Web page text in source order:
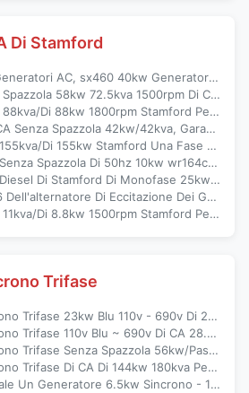
Di Stamford
AC, sx460 40kw Generatore A Doppio Cuscinetto
72.5kva 1500rpm Di CA Di Stamford Per Il Gruppo Elettrogeno
1800rpm Stamford Per Il Gruppo Elettrogeno Di Caterpillar
42kw/42kva, Garanzia Biennale Del Generatore Di Stamford
Stamford Una Fase Per Il Gruppo Elettrogeno Di Cummins
Di 50hz 10kw wr164c Stamford AVR Tre Fasi
Di Monofase 25kw/25kva Con Filo Di Rame 100%
Di Eccitazione Dei Generatori Di CA Di Stamford Di Fase
1500rpm Stamford Per Il Gruppo Elettrogeno Di Perkins
Trifase
23kw Blu 110v - 690v Di 28.8kva 1800rpm
110v Blu ~ 690v Di CA 28.8kva/Di 23kw 1800rpm
Senza Spazzola 56kw/Passo 2/3 Di 70kva 1800rpm
CA Di 144kw 180kva Per Il Gruppo Elettrogeno Di DEUTZ
Generatore 6.5kw Sincrono - 1200kw Di 3 Fasi